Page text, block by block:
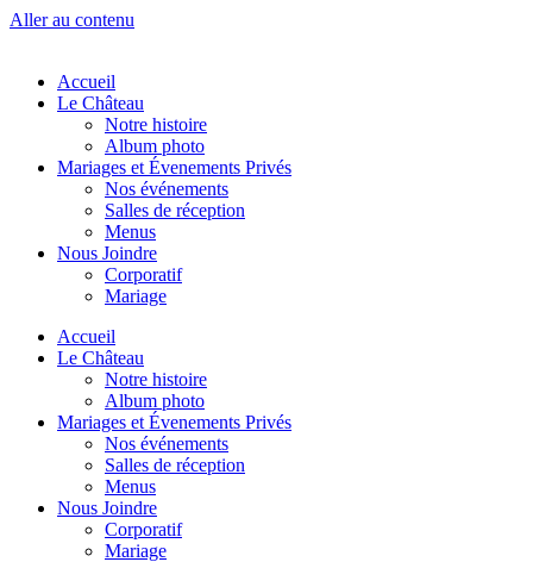
Aller au contenu
Accueil
Le Château
Notre histoire
Album photo
Mariages et Évenements Privés
Nos événements
Salles de réception
Menus
Nous Joindre
Corporatif
Mariage
Accueil
Le Château
Notre histoire
Album photo
Mariages et Évenements Privés
Nos événements
Salles de réception
Menus
Nous Joindre
Corporatif
Mariage